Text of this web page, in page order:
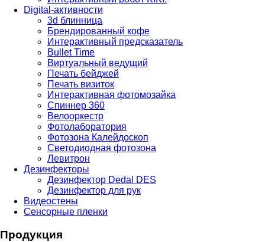
Digital-активности
3d блинница
Брендированный кофе
Интерактивный предсказатель
Bullet Time
Виртуальный ведущий
Печать бейджей
Печать визиток
Интерактивная фотомозайка
Спиннер 360
Велооркестр
Фотолаборатория
Фотозона Калейдоскоп
Светодиодная фотозона
Левитрон
Дезинфекторы
Дезинфектор Dedal DES
Дезинфектор для рук
Видеостены
Сенсорные пленки
Продукция